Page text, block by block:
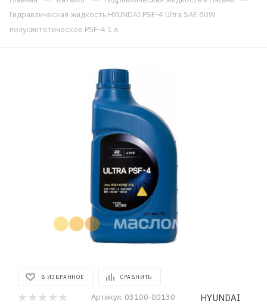
Гидравлическая жидкость HYUNDAI PSF-4 Ultra SAE 80W
полусинтетическое PSF-4 1 л.
В ИЗБРАННОЕ СРАВНИТЬ
Артикул: 03100-00130 HYUNDAI